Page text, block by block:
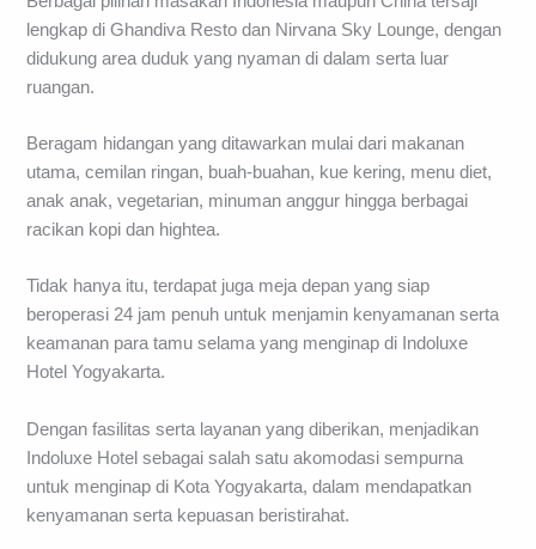
lengkap di Ghandiva Resto dan Nirvana Sky Lounge, dengan
didukung area duduk yang nyaman di dalam serta luar
ruangan.
Beragam hidangan yang ditawarkan mulai dari makanan
utama, cemilan ringan, buah-buahan, kue kering, menu diet,
anak anak, vegetarian, minuman anggur hingga berbagai
racikan kopi dan hightea.
Tidak hanya itu, terdapat juga meja depan yang siap
beroperasi 24 jam penuh untuk menjamin kenyamanan serta
keamanan para tamu selama yang menginap di Indoluxe
Hotel Yogyakarta.
Dengan fasilitas serta layanan yang diberikan, menjadikan
Indoluxe Hotel sebagai salah satu akomodasi sempurna
untuk menginap di Kota Yogyakarta, dalam mendapatkan
kenyamanan serta kepuasan beristirahat.